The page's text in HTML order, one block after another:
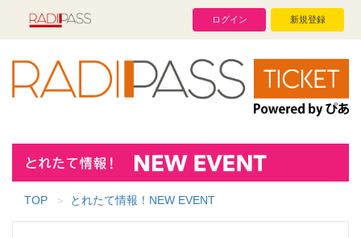
ログイン 新規登録
TOP とれたて情報！NEW EVENT